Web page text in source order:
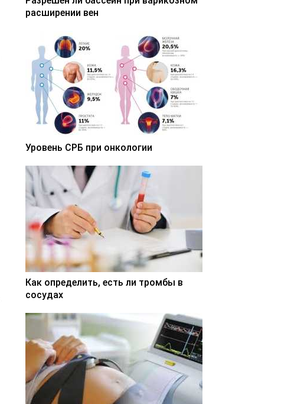
расширении вен
Уровень СРБ при онкологии
Как определить, есть ли тромбы в
сосудах